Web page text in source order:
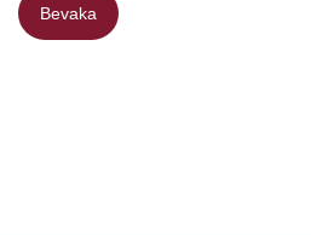
Bevaka
Bevaka